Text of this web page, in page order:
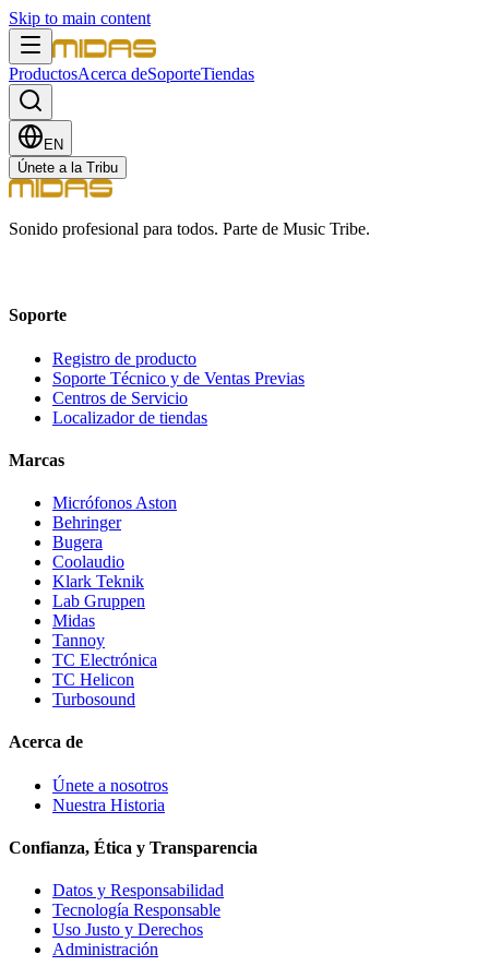
Skip to main content
ProductosAcerca deSoporteTiendas
EN
Únete a la Tribu
Sonido profesional para todos. Parte de Music Tribe.
Soporte
Registro de producto
Soporte Técnico y de Ventas Previas
Centros de Servicio
Localizador de tiendas
Marcas
Micrófonos Aston
Behringer
Bugera
Coolaudio
Klark Teknik
Lab Gruppen
Midas
Tannoy
TC Electrónica
TC Helicon
Turbosound
Acerca de
Únete a nosotros
Nuestra Historia
Confianza, Ética y Transparencia
Datos y Responsabilidad
Tecnología Responsable
Uso Justo y Derechos
Administración